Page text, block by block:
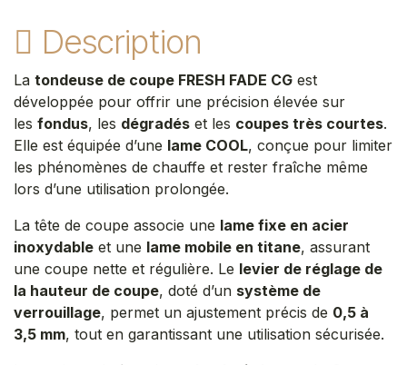
Description
La tondeuse de coupe FRESH FADE CG est
développée pour offrir une précision élevée sur
les fondus, les dégradés et les coupes très courtes.
Elle est équipée d’une lame COOL, conçue pour limiter
les phénomènes de chauffe et rester fraîche même
lors d’une utilisation prolongée.
La tête de coupe associe une lame fixe en acier
inoxydable et une lame mobile en titane, assurant
une coupe nette et régulière. Le levier de réglage de
la hauteur de coupe, doté d’un système de
verrouillage, permet un ajustement précis de 0,5 à
3,5 mm, tout en garantissant une utilisation sécurisée.